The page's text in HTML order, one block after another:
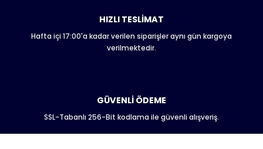
Gönder
HIZLI TESLİMAT
Hafta içi 17:00'a kadar verilen siparişler aynı gün kargoya
verilmektedir.
GÜVENLİ ÖDEME
SSL-Tabanlı 256-Bit kodlama ile güvenli alışveriş.